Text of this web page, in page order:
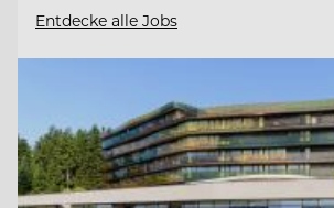
Entdecke alle Jobs